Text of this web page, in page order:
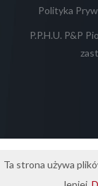
Polityka
P.P.H.U. P&P
Ta strona używa